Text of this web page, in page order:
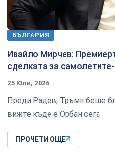
БЪЛГАРИЯ
Ивайло Мирчев:
сделката за
25 Юли, 2026
Преди Радев, Тръмп беше
вижте къде е Орбан сега
ПРОЧЕТИ ОЩЕ